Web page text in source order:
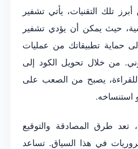
تلك التقنيات، يأتي تشفير
حيث يمكن أن يؤدي تشفير
حماية تطبيقاتك من عمليات
من خلال تحويل الكود إلى
للقراءة، يصبح من الصعب على
استنساخه.
تعد طرق المصادقة والتوقيع
في هذا السياق. تساعد